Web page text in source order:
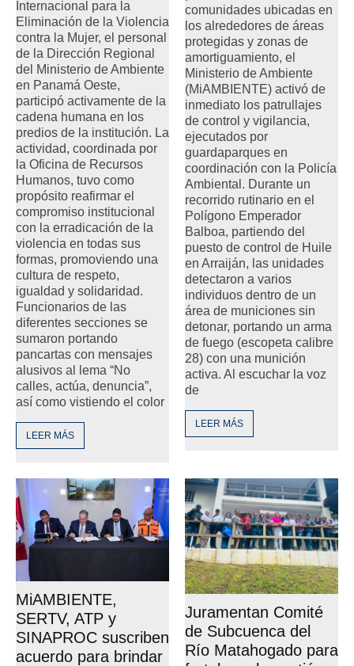
Internacional para la
Eliminación de la Violencia
contra la Mujer, el personal
de la Dirección Regional
del Ministerio de Ambiente
en Panamá Oeste,
participó activamente de la
cadena humana en los
predios de la institución. La
actividad, coordinada por
la Oficina de Recursos
Humanos, tuvo como
propósito reafirmar el
compromiso institucional
con la erradicación de la
violencia en todas sus
formas, promoviendo una
cultura de respeto,
igualdad y solidaridad.
Funcionarios de las
diferentes secciones se
sumaron portando
pancartas con mensajes
alusivos al lema “No
calles, actúa, denuncia”,
así como vistiendo el color
LEER MÁS
comunidades ubicadas en
los alrededores de áreas
protegidas y zonas de
amortiguamiento, el
Ministerio de Ambiente
(MiAMBIENTE) activó de
inmediato los patrullajes
de control y vigilancia,
ejecutados por
guardaparques en
coordinación con la Policía
Ambiental. Durante un
recorrido rutinario en el
Polígono Emperador
Balboa, partiendo del
puesto de control de Huile
en Arraiján, las unidades
detectaron a varios
individuos dentro de un
área de municiones sin
detonar, portando un arma
de fuego (escopeta calibre
28) con una munición
activa. Al escuchar la voz
de
LEER MÁS
MiAMBIENTE,
SERTV, ATP y
SINAPROC suscriben
acuerdo para brindar
Juramentan Comité
de Subcuenca del
Río Matahogado para